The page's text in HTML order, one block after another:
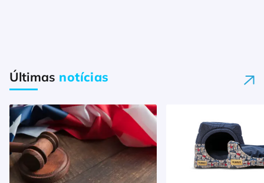
Últimas notícias